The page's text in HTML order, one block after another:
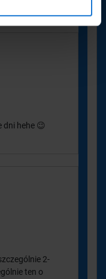
dni hehe 😉
2-
ten o